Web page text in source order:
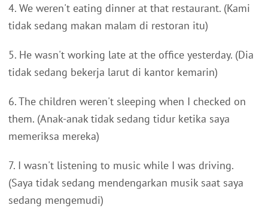
4. We weren't eating dinner at that restaurant. (Kami
tidak sedang makan malam di restoran itu)
5. He wasn't working late at the office yesterday. (Dia
tidak sedang bekerja larut di kantor kemarin)
6. The children weren't sleeping when I checked on
them. (Anak-anak tidak sedang tidur ketika saya
memeriksa mereka)
7. I wasn't listening to music while I was driving.
(Saya tidak sedang mendengarkan musik saat saya
sedang mengemudi)